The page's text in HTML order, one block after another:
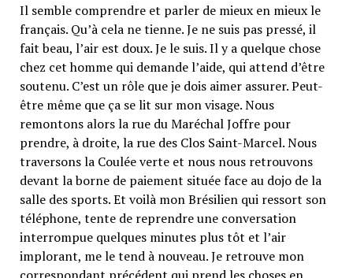
Il semble comprendre et parler de mieux en mieux le
français. Qu’à cela ne tienne. Je ne suis pas pressé, il
fait beau, l’air est doux. Je le suis. Il y a quelque chose
chez cet homme qui demande l’aide, qui attend d’être
soutenu. C’est un rôle que je dois aimer assurer. Peut-
être même que ça se lit sur mon visage. Nous
remontons alors la rue du Maréchal Joffre pour
prendre, à droite, la rue des Clos Saint-Marcel. Nous
traversons la Coulée verte et nous nous retrouvons
devant la borne de paiement située face au dojo de la
salle des sports. Et voilà mon Brésilien qui ressort son
téléphone, tente de reprendre une conversation
interrompue quelques minutes plus tôt et l’air
implorant, me le tend à nouveau. Je retrouve mon